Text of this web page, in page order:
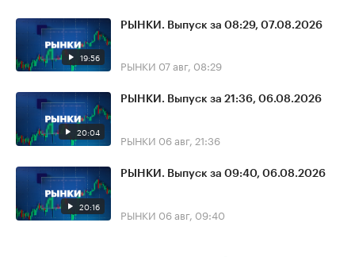
19:56
РЫНКИ. Выпуск за 08:29, 07.08.2026
РЫНКИ 07 авг, 08:29
20:04
РЫНКИ. Выпуск за 21:36, 06.08.2026
РЫНКИ 06 авг, 21:36
20:16
РЫНКИ. Выпуск за 09:40, 06.08.2026
РЫНКИ 06 авг, 09:40